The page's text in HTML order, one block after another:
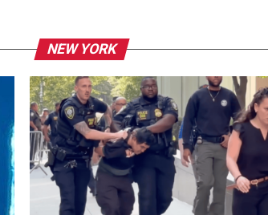
NEW YORK